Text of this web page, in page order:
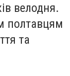
вeлодня.
полтавцям
та